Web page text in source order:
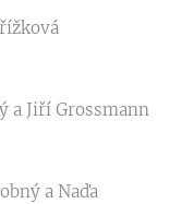
a Jiří Grossmann
a Naďa